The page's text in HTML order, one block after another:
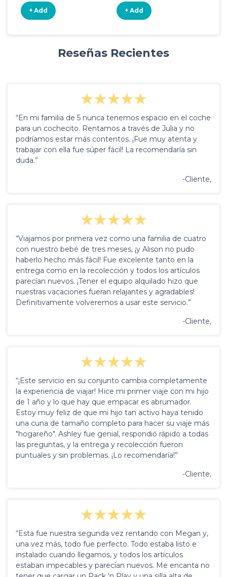
+ Add + Add
Reseñas Recientes
“En mi familia de 5 nunca tenemos espacio en el coche
para un cochecito. Rentamos a través de Julia y no
podríamos estar más contentos. ¡Fue muy atenta y
trabajar con ella fue súper fácil! La recomendaría sin
duda.”
-Cliente,
“Viajamos por primera vez como una familia de cuatro
con nuestro bebé de tres meses, ¡y Alison no pudo
haberlo hecho más fácil! Fue excelente tanto en la
entrega como en la recolección y todos los artículos
parecían nuevos. ¡Tener el equipo alquilado hizo que
nuestras vacaciones fueran relajantes y agradables!
Definitivamente volveremos a usar este servicio.”
-Cliente,
“¡Este servicio en su conjunto cambia completamente
la experiencia de viajar! Hice mi primer viaje con mi hijo
de 1 año y lo que hay que empacar es abrumador.
Estoy muy feliz de que mi hijo tan activo haya tenido
una cuna de tamaño completo para hacer su viaje más
"hogareño". Ashley fue genial, respondió rápido a todas
las preguntas, y la entrega y recolección fueron
puntuales y sin problemas. ¡Lo recomendaría!”
-Cliente,
“Esta fue nuestra segunda vez rentando con Megan y,
una vez más, todo fue perfecto. Todo estaba listo e
instalado cuando llegamos, y todos los artículos
estaban impecables y parecían nuevos. Me encanta no